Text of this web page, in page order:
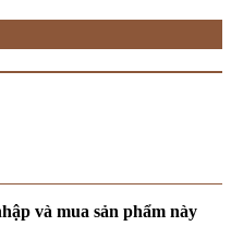
và mua sản phẩm này